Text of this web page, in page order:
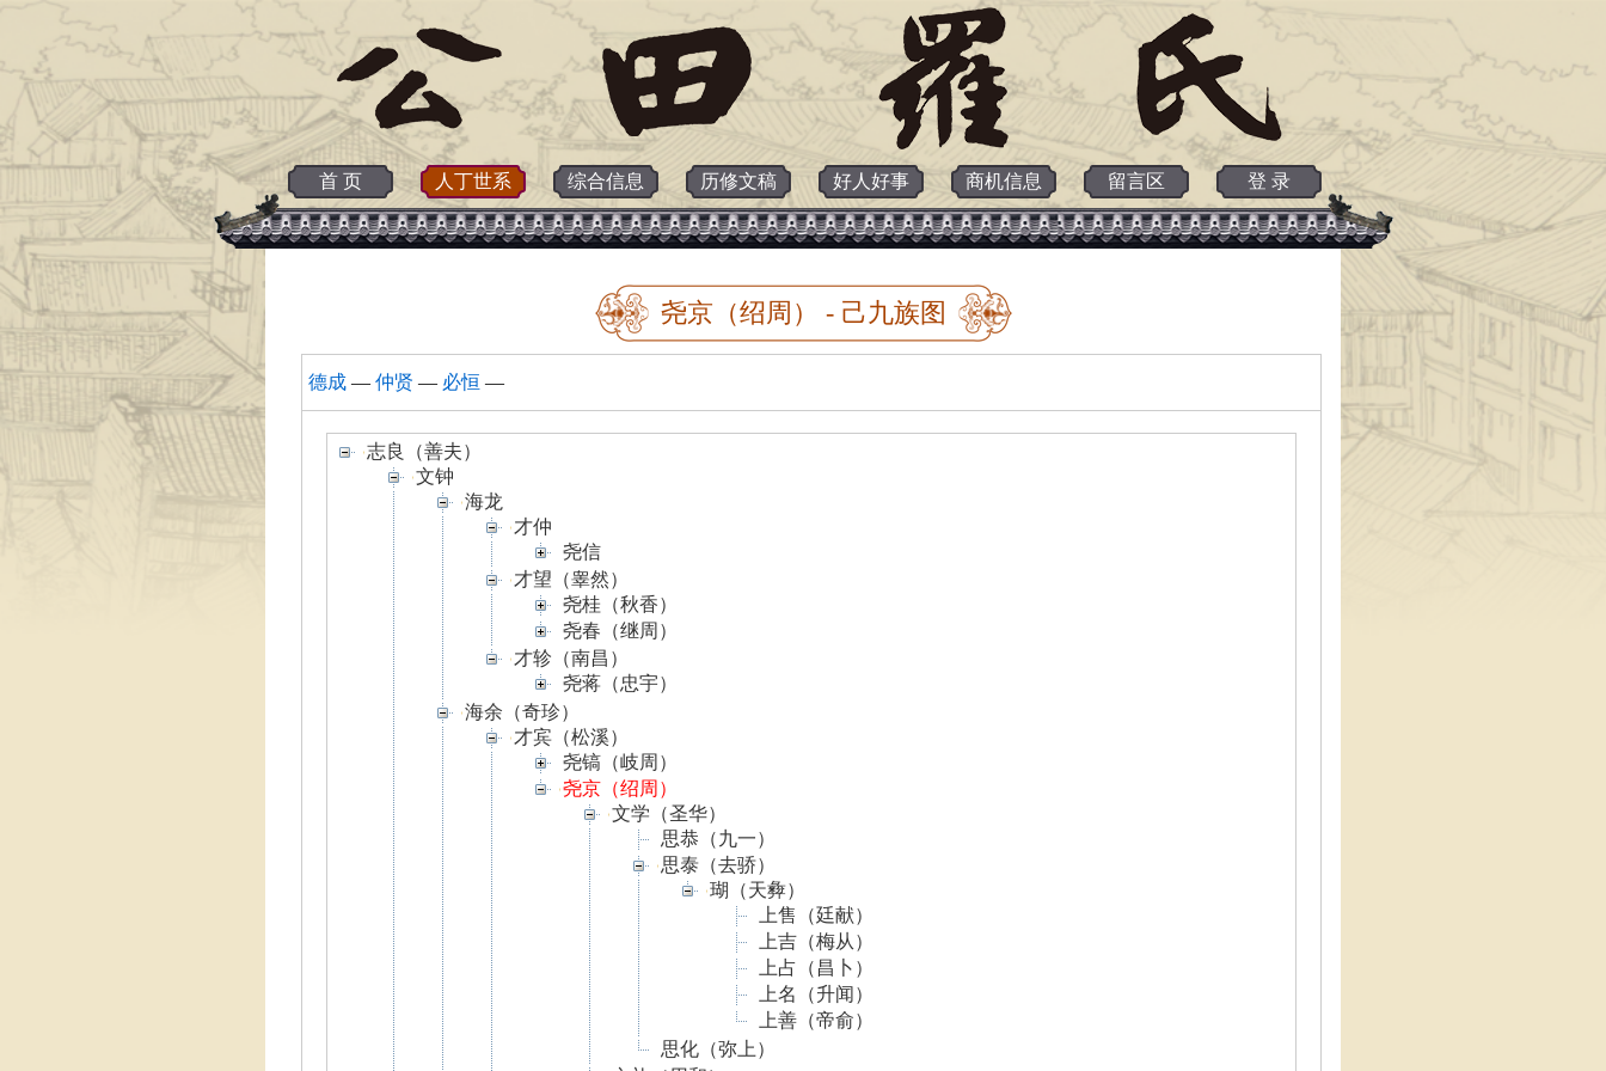
首 页 人丁世系 综合信息 历修文稿 好人好事 商机信息 留言区 登 录
尧京（绍周） - 己九族图
德成 — 仲贤 — 必恒 —
志良（善夫）
文钟
海龙
才仲
尧信
才望（睾然）
尧桂（秋香）
尧春（继周）
才轸（南昌）
尧蒋（忠宇）
海余（奇珍）
才宾（松溪）
尧镐（岐周）
尧京（绍周）
文学（圣华）
思恭（九一）
思泰（去骄）
瑚（天彜）
上售（廷献）
上吉（梅从）
上占（昌卜）
上名（升闻）
上善（帝俞）
思化（弥上）